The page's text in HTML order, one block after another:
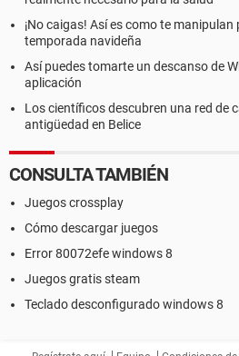
¡No caigas! Así es como te
temporada navideña
Así puedes tomarte un descanso de
aplicación
Los científicos descubren una red de
antigüedad en Belice
CONSULTA TAMBIÉN
Juegos crossplay
Cómo descargar juegos
Error 80072efe windows 8
Juegos gratis steam
Teclado desconfigurado windows 8